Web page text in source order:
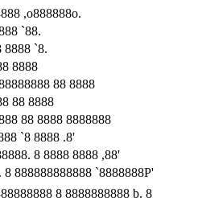
,o888888o.
`88.
8888 `8.
8888
88 8888
88 8888
88 8888 8888888
`8 8888 .8'
8 8888 8888 ,88'
888888888888 `8888888P'
8 8888888888 b. 8